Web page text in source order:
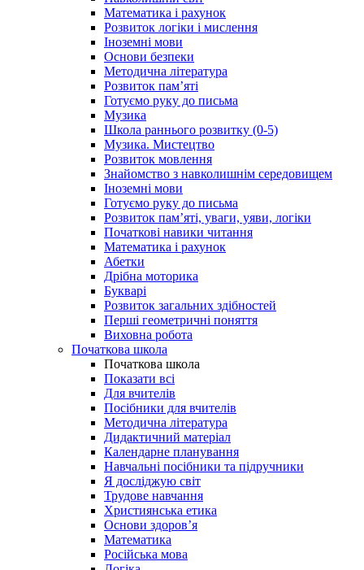
Математика і рахунок
Розвиток логіки і мислення
Іноземні мови
Основи безпеки
Методична література
Розвиток пам’яті
Готуємо руку до письма
Музика
Школа раннього розвитку (0-5)
Музика. Мистецтво
Розвиток мовлення
Знайомство з навколишнім середовищем
Іноземні мови
Готуємо руку до письма
Розвиток пам’яті, уваги, уяви, логіки
Початкові навики читання
Математика і рахунок
Абетки
Дрібна моторика
Букварі
Розвиток загальних здібностей
Перші геометричні поняття
Виховна робота
Початкова школа
Початкова школа
Показати всі
Для вчителів
Посібники для вчителів
Методична література
Дидактичний матеріал
Календарне планування
Навчальні посібники та підручники
Я досліджую світ
Трудове навчання
Християнська етика
Основи здоров’я
Математика
Російська мова